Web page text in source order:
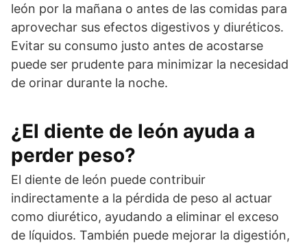
león por la mañana o antes de las comidas para
aprovechar sus efectos digestivos y diuréticos.
Evitar su consumo justo antes de acostarse
puede ser prudente para minimizar la necesidad
de orinar durante la noche.
¿El diente de león ayuda a
perder peso?
El diente de león puede contribuir
indirectamente a la pérdida de peso al actuar
como diurético, ayudando a eliminar el exceso
de líquidos. También puede mejorar la digestión,